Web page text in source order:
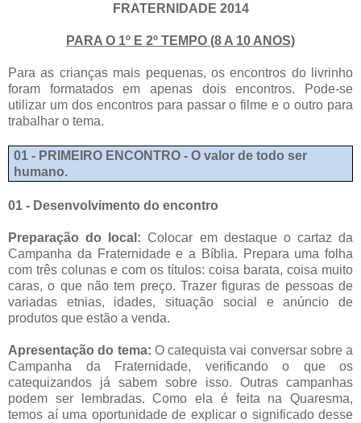
FRATERNIDADE 2014
PARA O 1º E 2º TEMPO (8 A 10 ANOS)
Para as crianças mais pequenas, os encontros do livrinho
foram formatados em apenas dois encontros. Pode-se
utilizar um dos encontros para passar o filme e o outro para
trabalhar o tema.
01 - PRIMEIRO ENCONTRO - O valor de todo ser
humano.
01 - Desenvolvimento do encontro
Preparação do local:Colocar em destaque o cartaz da
Campanha da Fraternidade e a Bíblia. Prepara uma folha
com três colunas e com os títulos: coisa barata, coisa muito
caras, o que não tem preço. Trazer figuras de pessoas de
variadas etnias, idades, situação social e anúncio de
produtos que estão a venda.
Apresentação do tema: O catequista vai conversar sobre a
Campanha da Fraternidade, verificando o que os
catequizandos já sabem sobre isso. Outras campanhas
podem ser lembradas. Como ela é feita na Quaresma,
temos aí uma oportunidade de explicar o significado desse